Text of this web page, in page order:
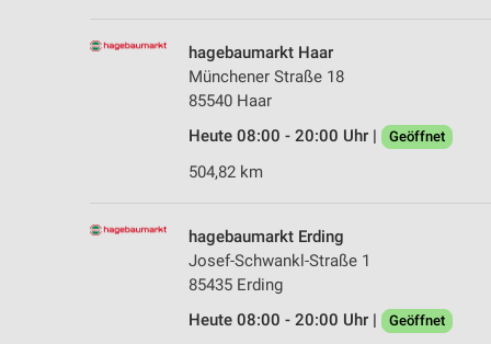
hagebaumarkt Haar
Münchener Straße 18
85540 Haar
Heute 08:00 - 20:00 Uhr |
Geöffnet
504,82 km
hagebaumarkt Erding
Josef-Schwankl-Straße 1
85435 Erding
Heute 08:00 - 20:00 Uhr |
Geöffnet
Nicht-IAB-Verarbeitungszwecke:
Werbung